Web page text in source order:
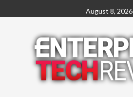
to
August 8, 2026